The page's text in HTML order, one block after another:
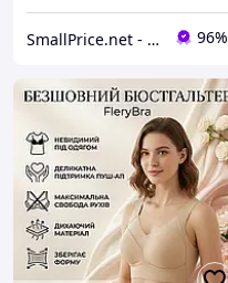
SmallPrice.net - магазин товаров для дома и аксессуаров 96%